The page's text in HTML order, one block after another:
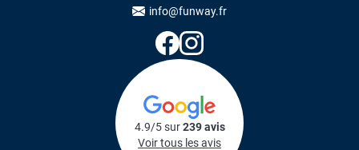
info@funway.fr
4.9/5 sur239 avis
Voir tous les avis